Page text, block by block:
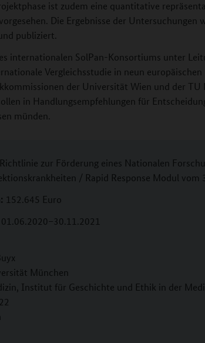
ist zudem eine quantitative
Die Ergebnisse der Untersuchungen
publiziert.
internationalen SolPan-Konsortiums unter
Vergleichsstudie in neun
der Universität Wien und der TU
in Handlungsempfehlungen für
münden.
Richtlinie zur Förderung eines Nationalen
/ Rapid Response Modul vom
152.645 Euro
01.06.2020–30.11.2021
München
Institut für Geschichte und Ethik in der